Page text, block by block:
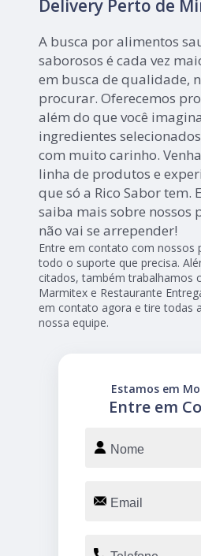
Delivery Perto de
A busca por alimentos
saborosos é cada vez
em busca de qualidade,
procurar. Oferecemos
além do que você
ingredientes
com muito carinho.
linha de produtos e
que só a Rico Sabor tem.
saiba mais sobre nossos
não vai se arrepender!
Entre em contato com nossos
todo o suporte que precisa.
citados, também trabalhamos
Marmitex e Restaurante
em contato agora e tire todas
nossa equipe.
Entre em
Estamos em